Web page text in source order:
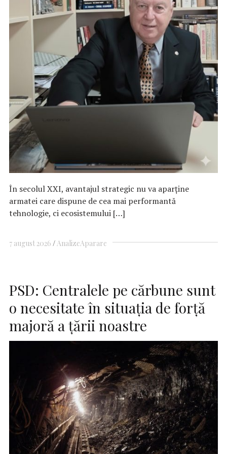
În secolul XXI, avantajul strategic nu va aparține
armatei care dispune de cea mai performantă
tehnologie, ci ecosistemului […]
7 august 2026 AnalizeAparare
PSD: Centralele pe cărbune sunt
o necesitate în situaţia de forţă
majoră a ţării noastre